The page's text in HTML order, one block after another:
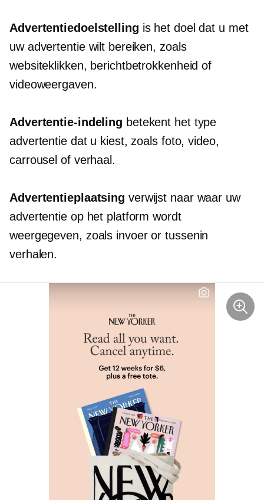
Advertentiedoelstelling is het doel dat u met
uw advertentie wilt bereiken, zoals
websiteklikken, berichtbetrokkenheid of
videoweergaven.
Advertentie-indeling betekent het type
advertentie dat u kiest, zoals foto, video,
carrousel of verhaal.
Advertentieplaatsing verwijst naar waar uw
advertentie op het platform wordt
weergegeven, zoals invoerortussenin
verhalen.